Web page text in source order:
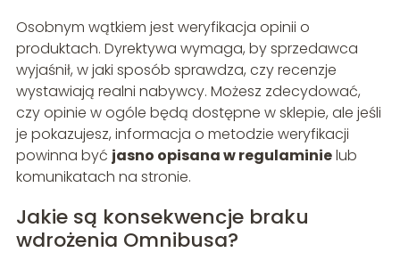
Osobnym wątkiem jest weryfikacja opinii o
produktach. Dyrektywa wymaga, by sprzedawca
wyjaśnił, w jaki sposób sprawdza, czy recenzje
wystawiają realni nabywcy. Możesz zdecydować,
czy opinie w ogóle będą dostępne w sklepie, ale jeśli
je pokazujesz, informacja o metodzie weryfikacji
powinna być jasno opisana w regulaminielub
komunikatach na stronie.
Jakie są konsekwencje braku
wdrożenia Omnibusa?